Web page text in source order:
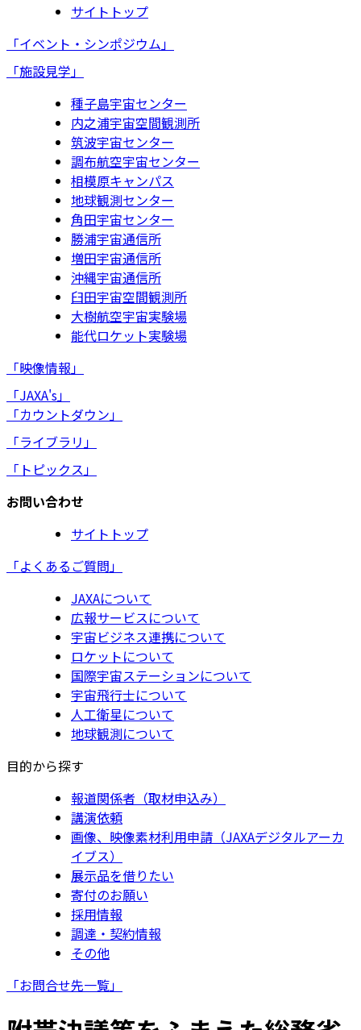
サイトトップ
「イベント・シンポジウム」
「施設見学」
種子島宇宙センター
内之浦宇宙空間観測所
筑波宇宙センター
調布航空宇宙センター
相模原キャンパス
地球観測センター
角田宇宙センター
勝浦宇宙通信所
増田宇宙通信所
沖縄宇宙通信所
臼田宇宙空間観測所
大樹航空宇宙実験場
能代ロケット実験場
「映像情報」
「JAXA's」
「カウントダウン」
「ライブラリ」
「トピックス」
お問い合わせ
サイトトップ
「よくあるご質問」
JAXAについて
広報サービスについて
宇宙ビジネス連携について
ロケットについて
国際宇宙ステーションについて
宇宙飛行士について
人工衛星について
地球観測について
目的から探す
報道関係者（取材申込み）
講演依頼
画像、映像素材利用申請（JAXAデジタルアーカ
イブス）
展示品を借りたい
寄付のお願い
採用情報
調達・契約情報
その他
「お問合せ先一覧」